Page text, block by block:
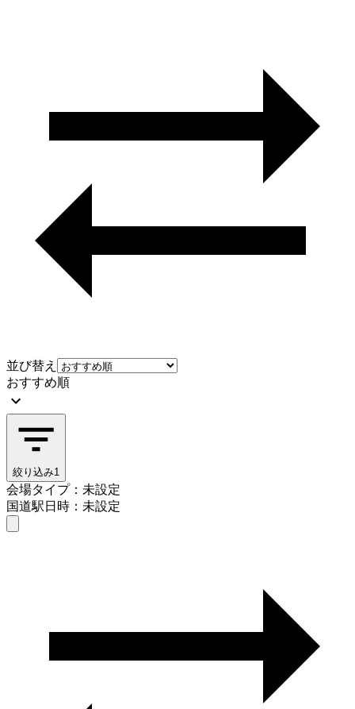
並び替え
おすすめ順
絞り込み1
会場タイプ：未設定
国道駅日時：未設定